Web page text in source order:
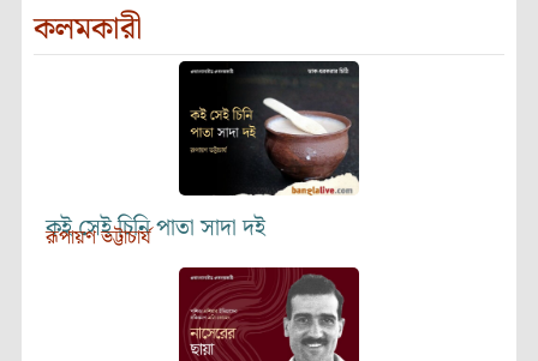
কলমকারী
কই সেই চিনি পাতা সাদা দই
রূপায়ণ ভট্টাচার্য